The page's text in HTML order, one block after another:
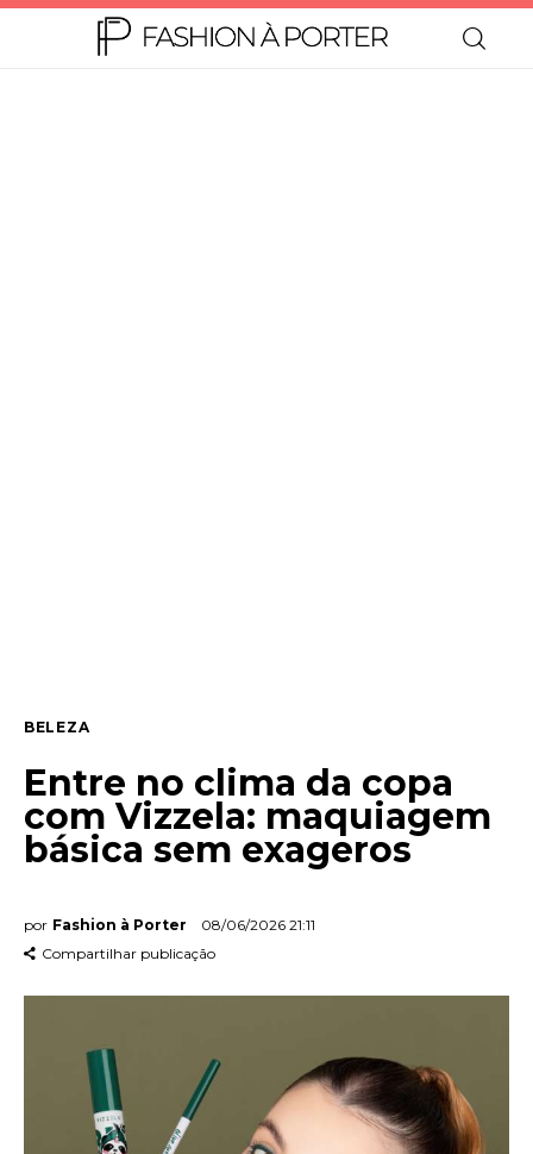
Contato
BELEZA
Entre no clima da copa
com Vizzela: maquiagem
básica sem exageros
por Fashion à Porter
08/06/2026 21:11
Compartilhar publicação